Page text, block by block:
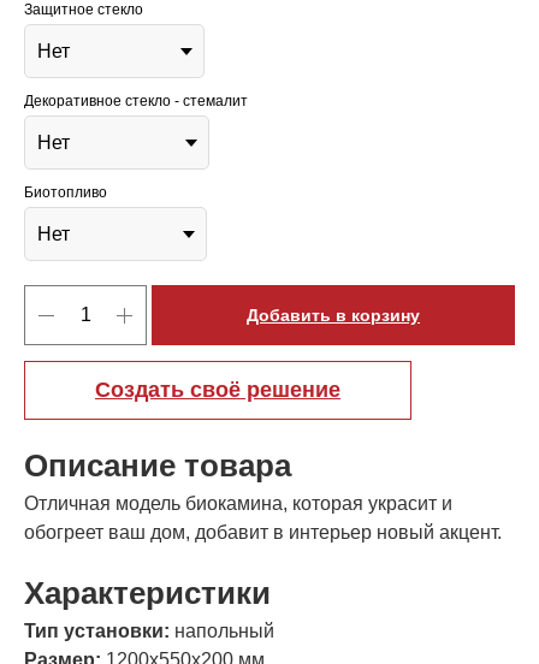
Защитное стекло
Декоративное стекло - стемалит
Биотопливо
Добавить в корзину
Создать своё решение
Описание товара
Отличная модель биокамина, которая украсит и
обогреет ваш дом, добавит в интерьер новый акцент.
Характеристики
Тип установки: напольный